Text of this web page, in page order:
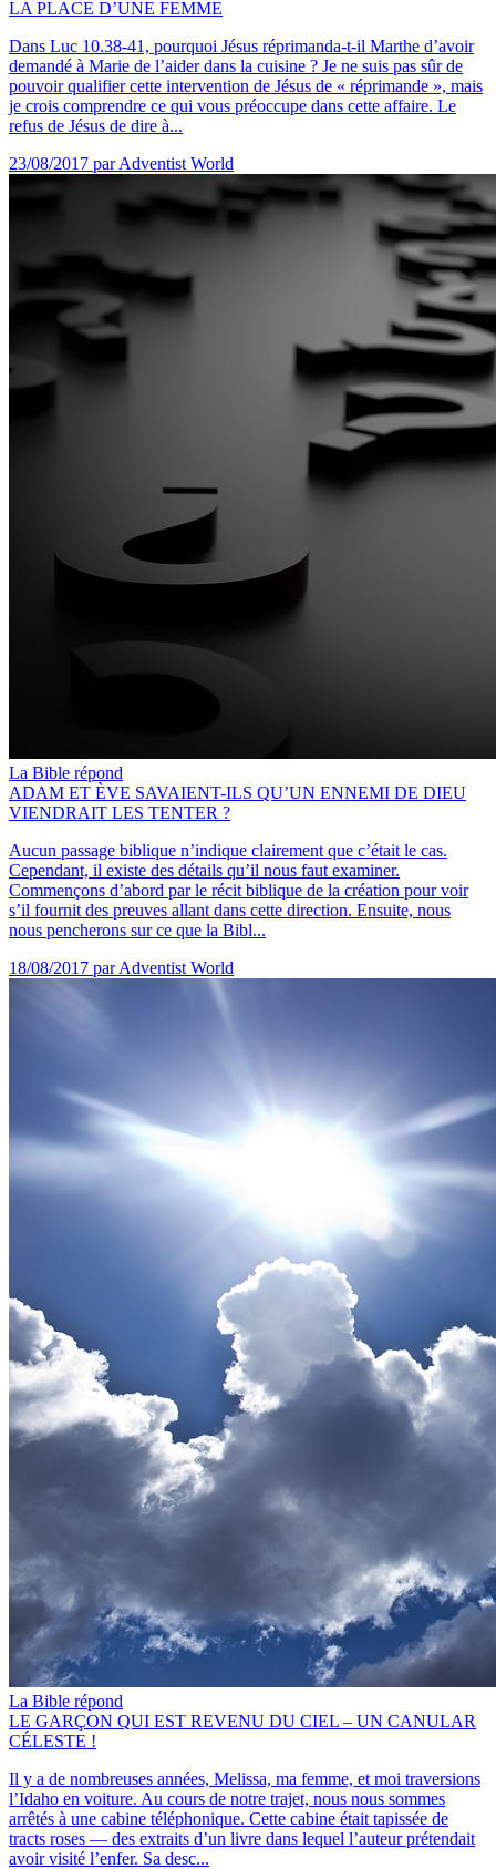
LA PLACE D’UNE FEMME
Dans Luc 10.38-41, pourquoi Jésus réprimanda-t-il Marthe d’avoir
demandé à Marie de l’aider dans la cuisine ? Je ne suis pas sûr de
pouvoir qualifier cette intervention de Jésus de « réprimande », mais
je crois comprendre ce qui vous préoccupe dans cette affaire. Le
refus de Jésus de dire à...
23/08/2017 par Adventist World
La Bible répond
ADAM ET ÈVE SAVAIENT-ILS QU’UN ENNEMI DE DIEU
VIENDRAIT LES TENTER ?
Aucun passage biblique n’indique clairement que c’était le cas.
Cependant, il existe des détails qu’il nous faut examiner.
Commençons d’abord par le récit biblique de la création pour voir
s’il fournit des preuves allant dans cette direction. Ensuite, nous
nous pencherons sur ce que la Bibl...
18/08/2017 par Adventist World
La Bible répond
LE GARÇON QUI EST REVENU DU CIEL – UN CANULAR
CÉLESTE !
Il y a de nombreuses années, Melissa, ma femme, et moi traversions
l’Idaho en voiture. Au cours de notre trajet, nous nous sommes
arrêtés à une cabine téléphonique. Cette cabine était tapissée de
tracts roses — des extraits d’un livre dans lequel l’auteur prétendait
avoir visité l’enfer. Sa desc...